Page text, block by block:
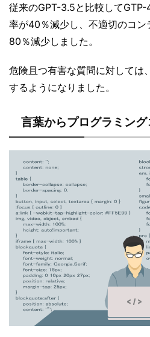
従来のGPT-3.5と比較して
率が40％減少し、不適切のコン
80％減少しました。
危険且つ有害な質問に対しては
するようになりました。
言葉からプログラミン